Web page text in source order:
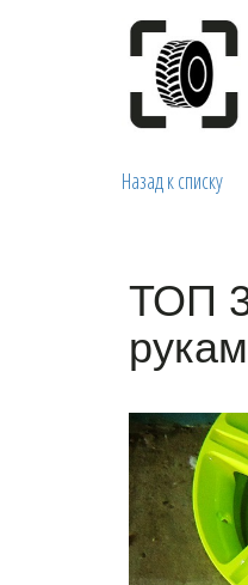
Назад к списку
ТОП